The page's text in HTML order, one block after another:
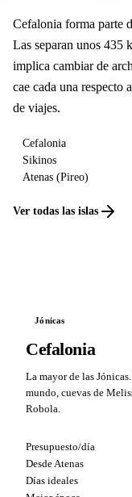
Cefalonia forma parte
Las separan unos 435
implica cambiar de
cae cada una respecto
de viajes.
Cefalonia
Sikinos
Atenas (Pireo)
Ver todas las islas
Jónicas
Cefalonia
La mayor de las
mundo, cuevas de
Robola.
Presupuesto/día
Desde Atenas
Días ideales